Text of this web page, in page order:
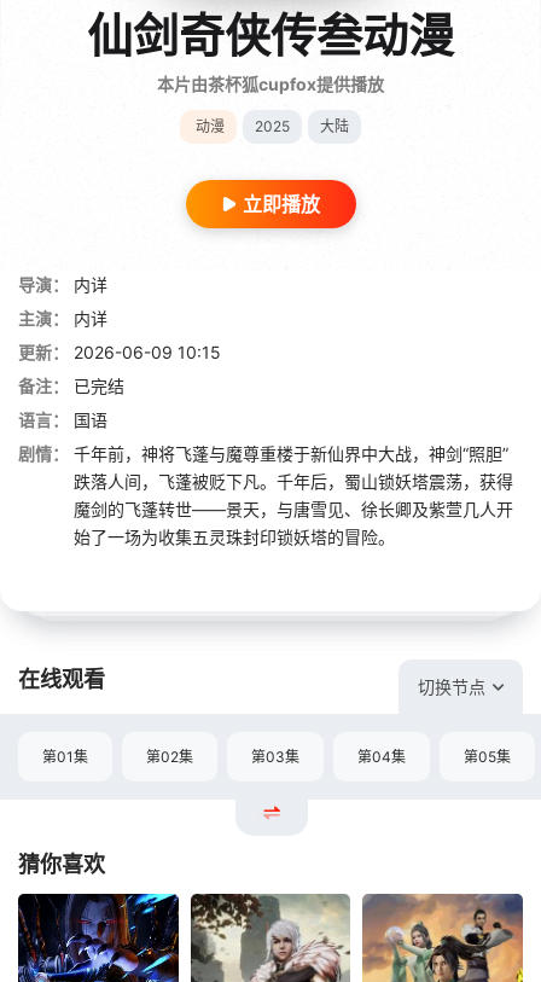
仙剑奇侠传叁动漫
本片由茶杯狐cupfox提供播放
动漫 2025 大陆
立即播放
导演：
内详
主演：
内详
更新：
2026-06-09 10:15
备注：
已完结
语言：
国语
剧情：
千年前，神将飞蓬与魔尊重楼于新仙界中大战，神剑“照胆”
跌落人间，飞蓬被贬下凡。千年后，蜀山锁妖塔震荡，获得
魔剑的飞蓬转世——景天，与唐雪见、徐长卿及紫萱几人开
始了一场为收集五灵珠封印锁妖塔的冒险。
在线观看 切换节点
第01集 第02集 第03集 第04集 第05集
猜你喜欢